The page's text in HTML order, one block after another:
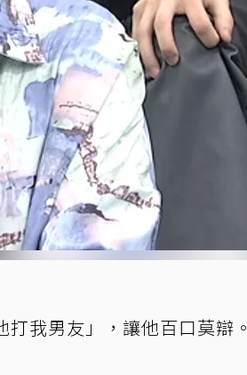
我男友」，讓他百口莫辯。